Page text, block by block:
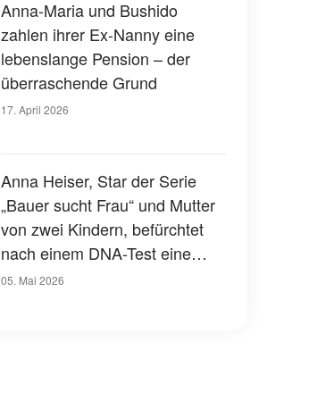
Anna-Maria und Bushido
zahlen ihrer Ex-Nanny eine
lebenslange Pension – der
überraschende Grund
17. April 2026
Anna Heiser, Star der Serie
„Bauer sucht Frau“ und Mutter
von zwei Kindern, befürchtet
nach einem DNA-Test eine
mögliche Krebsdiagnose
05. Mai 2026